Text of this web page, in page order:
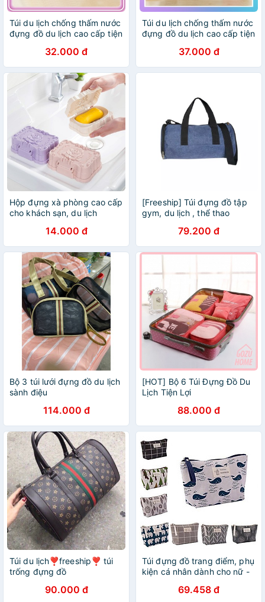
Túi du lịch chống thấm nước
đựng đồ du lịch cao cấp tiện
32.000 đ
Túi du lịch chống thấm nước
đựng đồ du lịch cao cấp tiện
37.000 đ
Hộp đựng xà phòng cao cấp
cho khách sạn, du lịch
14.000 đ
[Freeship] Túi đựng đồ tập
gym, du lịch , thể thao
79.200 đ
Bộ 3 túi lưới đựng đồ du lịch
sành điệu
114.000 đ
[HOT] Bộ 6 Túi Đựng Đồ Du
Lịch Tiện Lợi
88.000 đ
Túi du lịch❣️freeship❣️ túi
trống đựng đồ
90.000 đ
Túi đựng đồ trang điểm, phụ
kiện cá nhân dành cho nữ -
đựng đồ vệ sinh đa chức
69.458 đ